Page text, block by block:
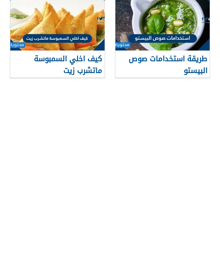
طريقة استخدامات صوص
البيستو
كيف اخلي السمبوسة
ماتشرب زيت